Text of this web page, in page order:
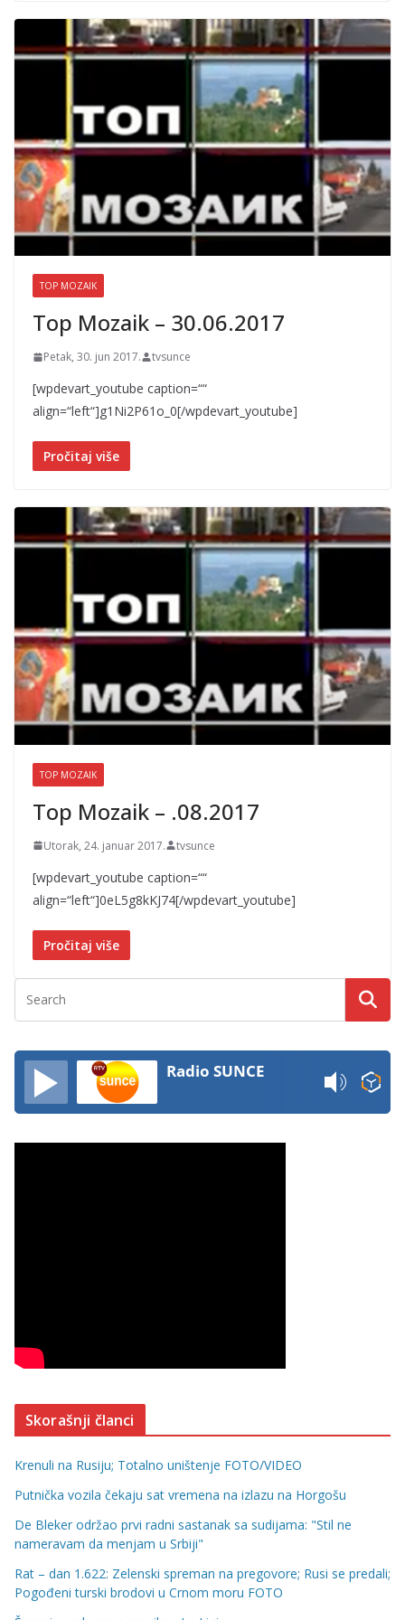
TOP MOZAIK
Top Mozaik – 30.06.2017
Petak, 30. jun 2017. tvsunce
[wpdevart_youtube caption=““
align=“left“]g1Ni2P61o_0[/wpdevart_youtube]
Pročitaj više
TOP MOZAIK
Top Mozaik – .08.2017
Utorak, 24. januar 2017. tvsunce
[wpdevart_youtube caption=““
align=“left“]0eL5g8kKJ74[/wpdevart_youtube]
Pročitaj više
Radio SUNCE
Skorašnji članci
Krenuli na Rusiju; Totalno uništenje FOTO/VIDEO
Putnička vozila čekaju sat vremena na izlazu na Horgošu
De Bleker održao prvi radni sastanak sa sudijama: "Stil ne
nameravam da menjam u Srbiji"
Rat – dan 1.622: Zelenski spreman na pregovore; Rusi se predali;
Pogođeni turski brodovi u Crnom moru FOTO